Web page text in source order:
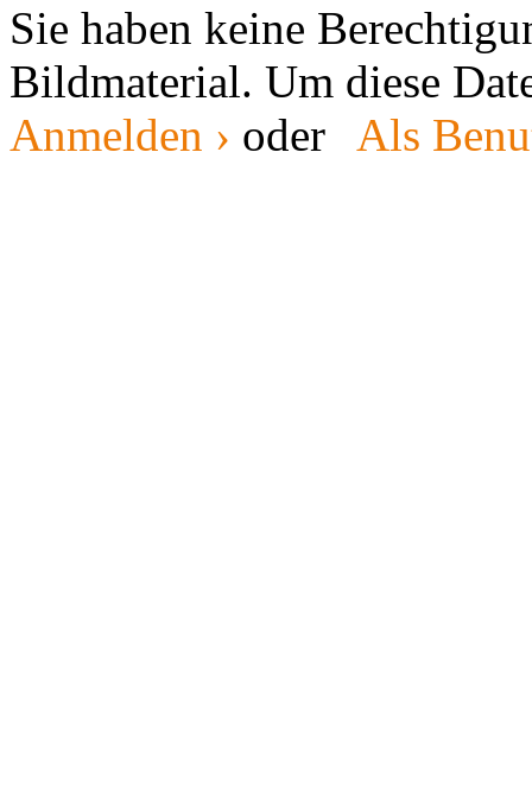
Sie haben keine
Bildmaterial. Um diese
Anmelden › oder Als